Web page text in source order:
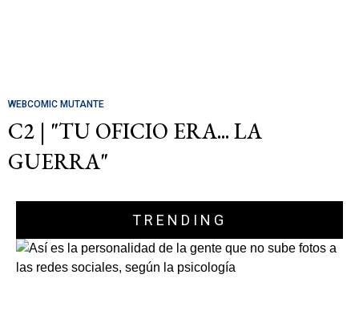
WEBCOMIC MUTANTE
C2 | "TU OFICIO ERA... LA
GUERRA"
TRENDING